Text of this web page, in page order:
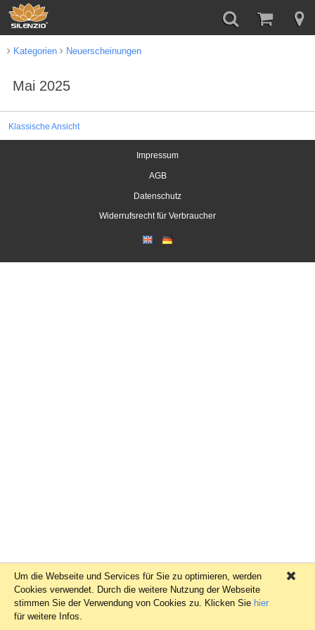
Kategorien Neuerscheinungen
Mai 2025
Klassische Ansicht
Impressum
AGB
Datenschutz
Widerrufsrecht für Verbraucher
Um die Webseite und Services für Sie zu optimieren, werden
Cookies verwendet. Durch die weitere Nutzung der Webseite
stimmen Sie der Verwendung von Cookies zu. Klicken Sie hier
für weitere Infos.